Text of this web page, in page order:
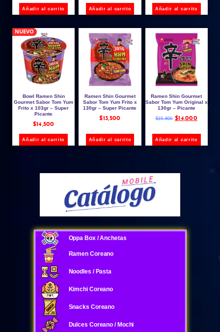
Añadir al carrito Añadir al carrito Añadir al carrito
NUEVO
Bowl Ramen Shin
Gourmet Sabor Tom Yum
Frito x 103gr – Super
Picante
$14,500
Añadir al carrito
Ramen Shin Gourmet
Sabor Tom Yum Frito x
130gr – Super Picante
$13,500
Añadir al carrito
Ramen Shin Gourmet
Sabor Tom Yum Original x
130gr – Picante
$15,800 $14,000
Añadir al carrito
Oppa Box / Anchetas
Ramen Coreano
Noodles / Pasta
Kimchi Coreano
Snacks Coreano
Dulces Coreano / Mochi